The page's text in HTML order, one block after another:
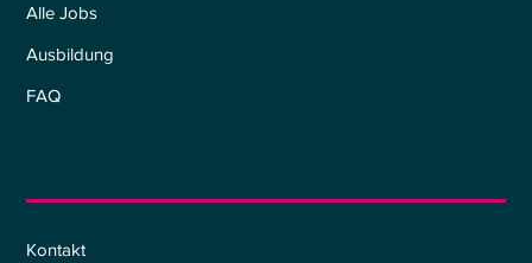
Alle Jobs
Ausbildung
FAQ
Kontakt